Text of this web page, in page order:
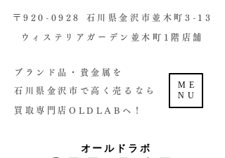
ME
NU
​〒920-0928 石川県金沢市並木町3-13
ウィステリアガーデン並木町1階店舗​
ブランド品・貴金属を
石川県金沢市で高く売るなら
買取専門店OLDLABへ！
オールドラボ